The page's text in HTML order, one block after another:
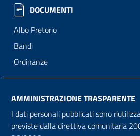
DOCUMENTI
Albo Pretorio
Bandi
Ordinanze
AMMINISTRAZIONE TRASPARENTE
I dati personali pubblicati sono
previste dalla direttiva comunitaria